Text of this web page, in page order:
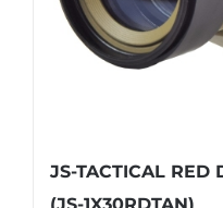
JS-TACTICAL RED